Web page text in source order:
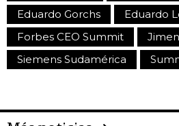
Eduardo Gorchs
Eduardo
Forbes CEO Summit
Siemens Sudamérica